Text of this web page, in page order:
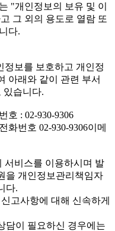
"개인정보의 보유 및 이
그 외의 용도로 열람 또
다.
정보를 보호하고 개인정
아래와 같이 관련 부서
있습니다.
호 : 02-930-9306
번호 02-930-9306이메
서비스를 이용하시며 발
을 개인정보관리책임자
다.
고사항에 대해 신속하게
담이 필요하신 경우에는